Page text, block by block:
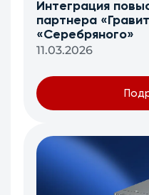
Интеграция
партнера
«Серебряного»
11.03.2026